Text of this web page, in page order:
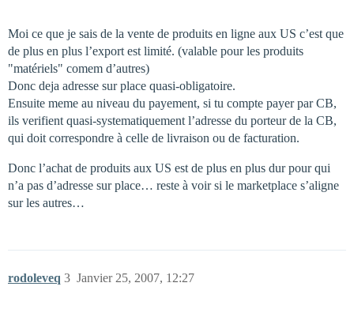
Moi ce que je sais de la vente de produits en ligne aux US c’est que
de plus en plus l’export est limité. (valable pour les produits
"matériels" comem d’autres)
Donc deja adresse sur place quasi-obligatoire.
Ensuite meme au niveau du payement, si tu compte payer par CB,
ils verifient quasi-systematiquement l’adresse du porteur de la CB,
qui doit correspondre à celle de livraison ou de facturation.
Donc l’achat de produits aux US est de plus en plus dur pour qui
n’a pas d’adresse sur place… reste à voir si le marketplace s’aligne
sur les autres…
rodoleveq Janvier 25, 2007, 12:27
3